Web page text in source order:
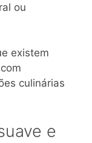
ou
existem
culinárias
e